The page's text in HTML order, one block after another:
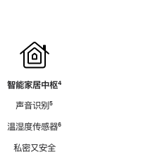
智能家居中枢脚
⁴
声音识别脚
⁵
温湿度传感器脚
⁶
私密又安全